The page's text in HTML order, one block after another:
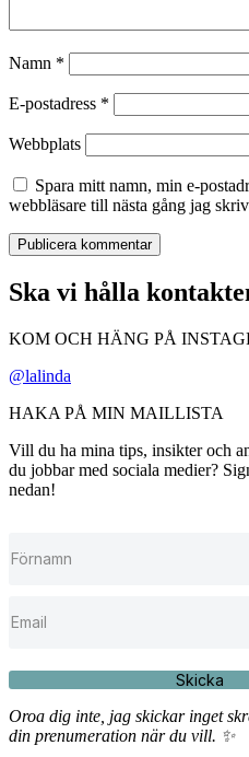
Namn *
E-postadress *
Webbplats
Spara mitt namn, min e-
webbläsare till nästa gång jag
Ska vi hålla
KOM OCH HÄNG PÅ
@lalinda
HAKA PÅ MIN MAILLISTA
Vill du ha mina tips, insikter och
du jobbar med sociala medier?
nedan!
Skicka
Oroa dig inte, jag skickar inget
din prenumeration när du vill. ✨